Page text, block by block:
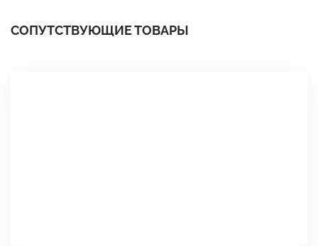
СОПУТСТВУЮЩИЕ ТОВАРЫ